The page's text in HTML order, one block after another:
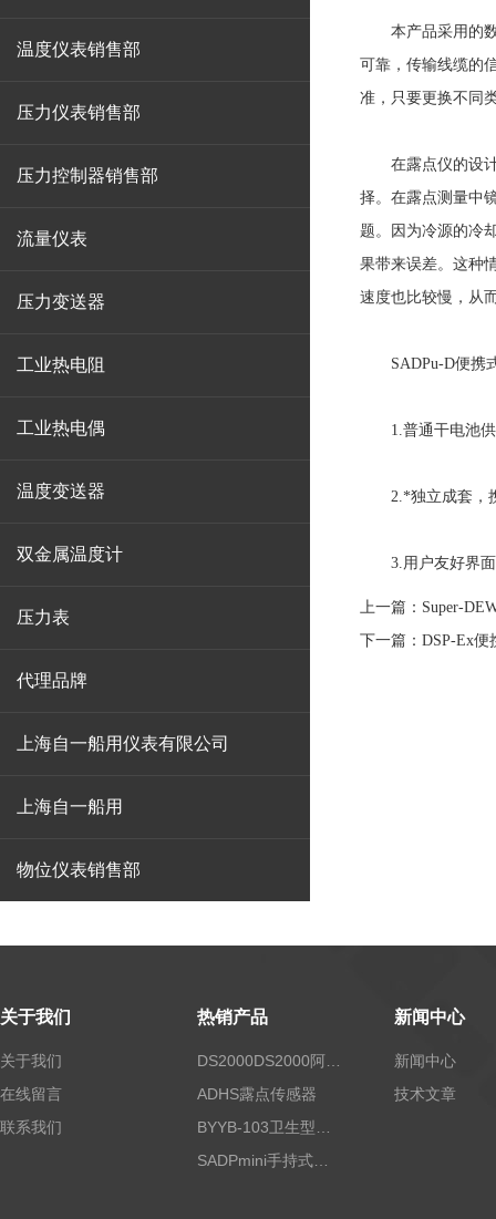
温度仪表销售部
压力仪表销售部
压力控制器销售部
流量仪表
压力变送器
工业热电阻
工业热电偶
温度变送器
双金属温度计
压力表
代理品牌
上海自一船用仪表有限公司
上海自一船用
物位仪表销售部
本产品采用的数
可靠，传输线缆的
准，只要更换不同
在露点仪的设计
择。在露点测量中
题。因为冷源的冷
果带来误差。这种
速度也比较慢，从
SADPu-D便携
1.普通干电池供
2.*独立成套，携
3.用户友好界面
上一篇： Super-
下一篇： DSP-Ex便
关于我们
关于我们
在线留言
联系我们
热销产品
ADHS露点传感器
新闻中心
新闻中心
技术文章